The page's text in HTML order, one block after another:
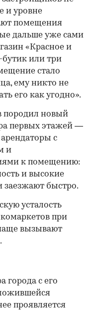
и уровне
помещения
дальше уже сами
«Красное и
бутик или три
стало
ему никто не
его как угодно».
породил новый
первых этажей —
с
и
к помещению:
и высокие
заезжают быстро.
усталость
при
вызывают
города с его
проявляется